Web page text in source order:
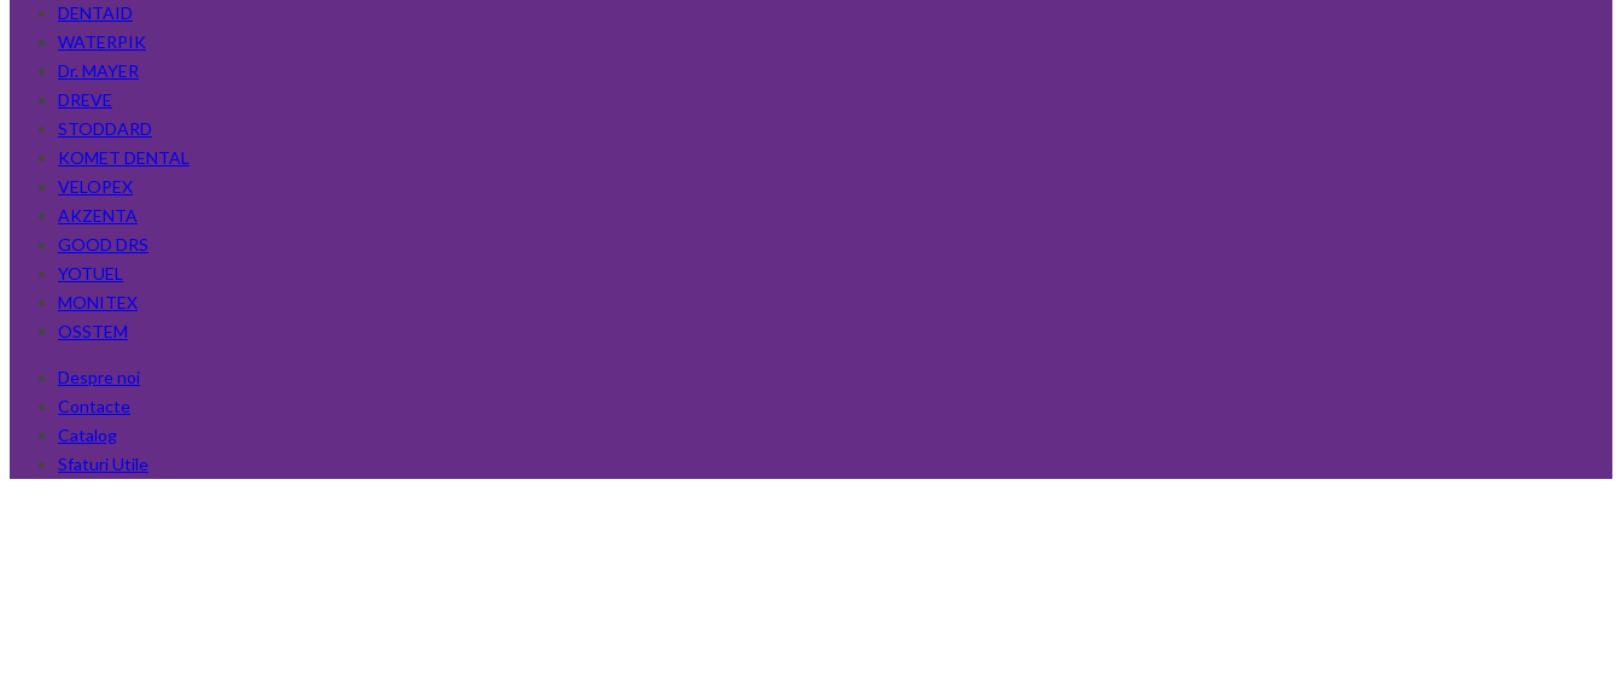
DENTAID
WATERPIK
Dr. MAYER
DREVE
STODDARD
KOMET DENTAL
VELOPEX
AKZENTA
GOOD DRS
YOTUEL
MONITEX
OSSTEM
Despre noi
Contacte
Catalog
Sfaturi Utile